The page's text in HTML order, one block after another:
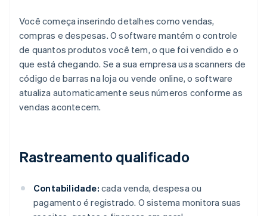
Você começa inserindo detalhes como vendas,
compras e despesas. O software mantém o controle
de quantos produtos você tem, o que foi vendido e o
que está chegando. Se a sua empresa usa scanners de
código de barras na loja ou vende online, o software
atualiza automaticamente seus números conforme as
vendas acontecem.
Rastreamento qualificado
Contabilidade: cada venda, despesa ou
pagamento é registrado. O sistema monitora suas